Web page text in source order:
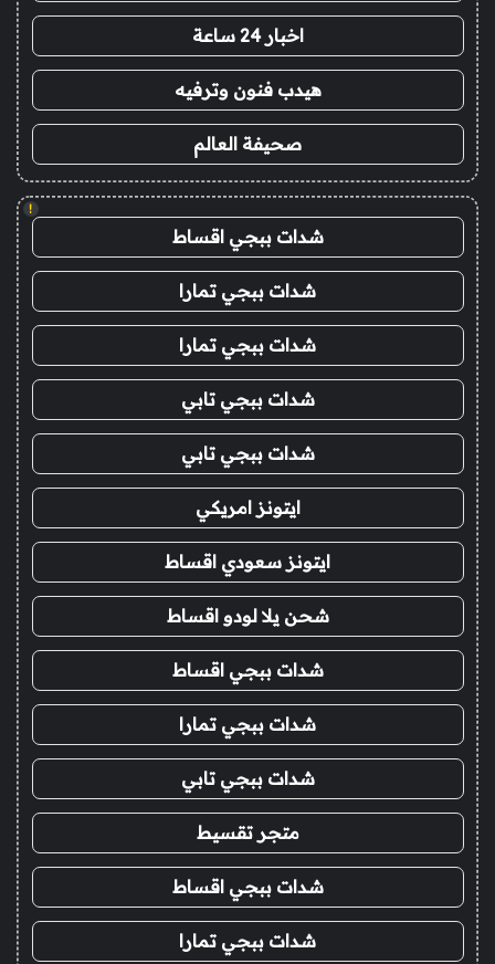
اخبار 24 ساعة
هيدب فنون وترفيه
صحيفة العالم
!
شدات ببجي اقساط
شدات ببجي تمارا
شدات ببجي تمارا
شدات ببجي تابي
شدات ببجي تابي
ايتونز امريكي
ايتونز سعودي اقساط
شحن يلا لودو اقساط
شدات ببجي اقساط
شدات ببجي تمارا
شدات ببجي تابي
متجر تقسيط
شدات ببجي اقساط
شدات ببجي تمارا